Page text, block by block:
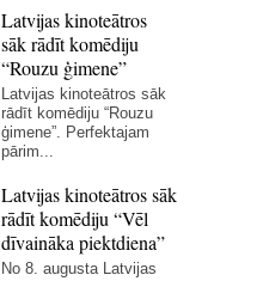
Latvijas kinoteātros
sāk rādīt komēdiju
“Rouzu ģimene”
Latvijas kinoteātros sāk
rādīt komēdiju “Rouzu
ģimene”. Perfektajam
pārim...
Latvijas kinoteātros sāk
rādīt komēdiju “Vēl
dīvaināka piektdiena”
No 8. augusta Latvijas